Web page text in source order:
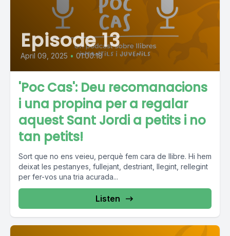
Episode 13
April 09, 2025 • 01:00:18
'Poc Cas': Deu recomanacions
i una propina per a regalar
aquest Sant Jordi a petits i no
tan petits!
Sort que no ens veieu, perquè fem cara de llibre. Hi hem
deixat les pestanyes, fullejant, destriant, llegint, rellegint
per fer-vos una tria acurada...
Listen